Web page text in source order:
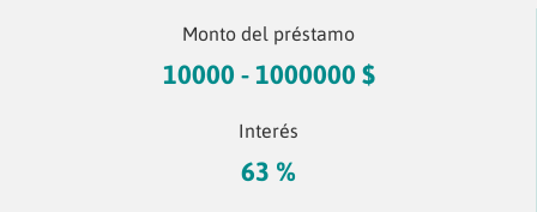
Monto del préstamo
10000 - 1000000 $
Interés
63 %